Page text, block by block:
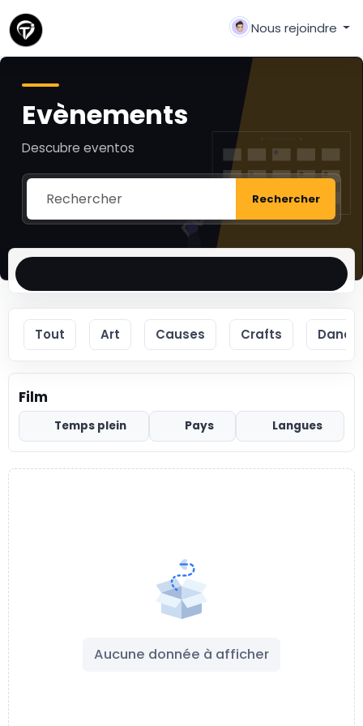
Nous rejoindre
Evènements
Descubre eventos
Rechercher
Tout Art Causes Crafts Dance
Film
Temps plein Pays Langues
Aucune donnée à afficher